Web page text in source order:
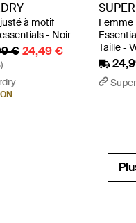
à motif
- Noir
€ 24,49 €
Femme
Taille -